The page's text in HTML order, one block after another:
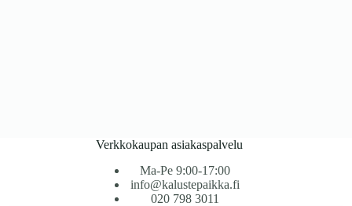
Verkkokaupan asiakaspalvelu
Ma-Pe 9:00-17:00
info@kalustepaikka.fi
020 798 3011